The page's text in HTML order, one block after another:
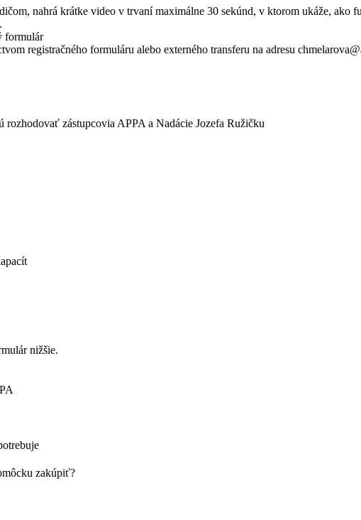
nahrá krátke video v trvaní maximálne 30 sekúnd, v ktorom ukáže,
formulár
registračného formuláru alebo externého transferu na adresu
rozhodovať zástupcovia APPA a Nadácie Jozefa Ružičku
nižšie.
zakúpiť?